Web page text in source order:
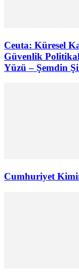
Ceuta: Küresel
Güvenlik
Yüzü – Şemdin
Cumhuriyet